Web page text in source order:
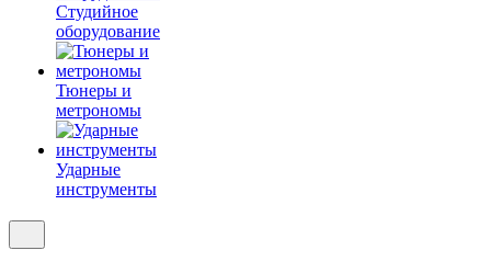
Студийное
оборудование
Тюнеры и
метрономы
Ударные
инструменты